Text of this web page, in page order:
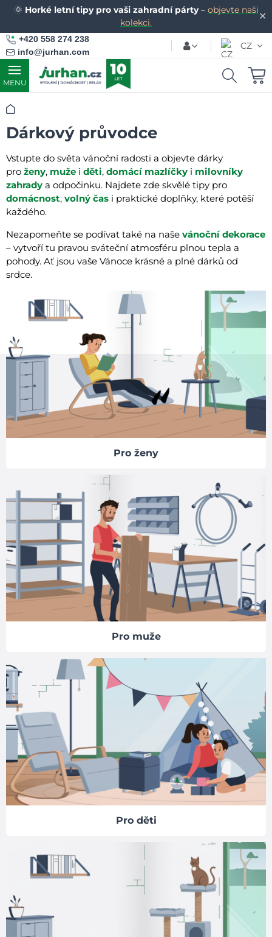
✕
🌞 Horké letní tipy pro vaši zahradní párty– objevte naši
kolekci.
+420 558 274 238
info@jurhan.com
CZ
MENU
Úvod
Dárkový průvodce
Vstupte do světa vánoční radosti a objevte dárky
pro ženy, muže i děti, domácí mazlíčky i milovníky
zahrady a odpočinku. Najdete zde skvělé tipy pro
domácnost, volný čas i praktické doplňky, které potěší
každého.
Nezapomeňte se podívat také na naše vánoční dekorace
– vytvoří tu pravou sváteční atmosféru plnou tepla a
pohody. Ať jsou vaše Vánoce krásné a plné dárků od
srdce.
Pro ženy
Pro muže
Pro děti